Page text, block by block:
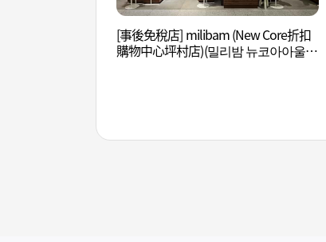
[事後免稅店] milibam (New Core折扣
購物中心坪村店)(밀리밤 뉴코아아울렛